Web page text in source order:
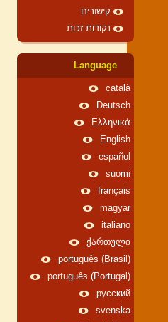
קישורים
נקודות זכות
Language
català
Deutsch
Ελληνικά
English
español
suomi
français
magyar
italiano
ქართული
português (Brasil)
português (Portugal)
русский
svenska